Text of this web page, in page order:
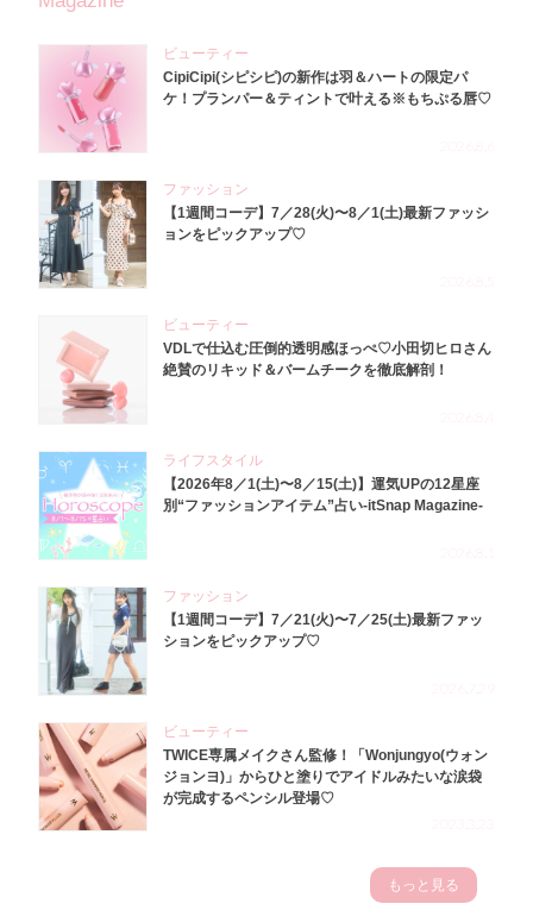
ビューティー
CipiCipi(シピシピ)の新作は羽＆ハートの限定パ
ケ！プランパー＆ティントで叶える※もちぷる唇♡
ファッション
【1週間コーデ】7／28(火)〜8／1(土)最新ファッシ
ョンをピックアップ♡
ビューティー
VDLで仕込む圧倒的透明感ほっぺ♡小田切ヒロさん
絶賛のリキッド＆バームチークを徹底解剖！
ライフスタイル
【2026年8／1(土)〜8／15(土)】運気UPの12星座
別“ファッションアイテム”占い-itSnap Magazine-
ファッション
【1週間コーデ】7／21(火)〜7／25(土)最新ファッ
ションをピックアップ♡
ビューティー
TWICE専属メイクさん監修！「Wonjungyo(ウォン
ジョンヨ)」からひと塗りでアイドルみたいな涙袋
が完成するペンシル登場♡
もっと見る